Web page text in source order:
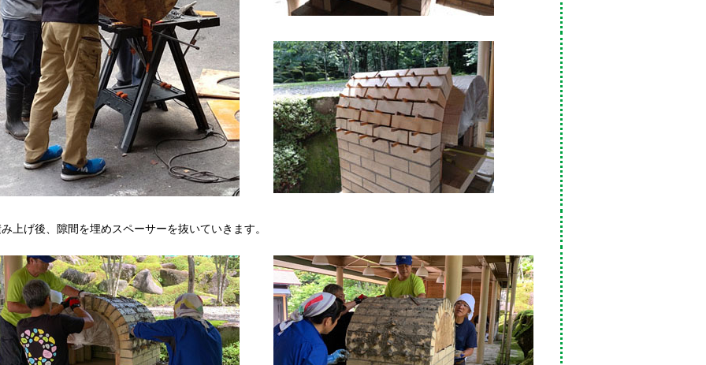
げ後、隙間を埋めスペーサーを抜いていきます。